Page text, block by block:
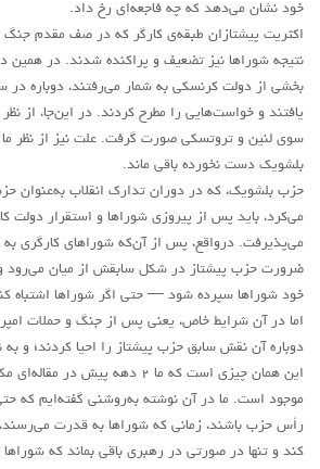
خود نشان می‌دهد که چه فاجعه‌ای رخ داد.
اکثریت پیشتازان طبقه‌ی کارگر که در صف مقدم جنگ
نتیجه شوراها نیز تضعیف و پراکنده شدند. در همین
بخشی از دولت کرنسکی به شمار می‌رفتند، دوباره در
یافتند و خواست‌هایی را مطرح کردند. در این‌جا، از
سوی لنین و تروتسکی صورت گرفت. علت نیز از نظر
بلشویک دست نخورده باقی ماند.
حزب بلشویک، که در دوران تدارک انقلاب به‌عنوان
می‌کرد، باید پس از پیروزی شوراها و استقرار دولت
می‌پذیرفت. درواقع، پس از آن‌که شوراهای کارگری
ضرورت حزب پیشتاز در شکل سابقش از میان می‌رود
خود شوراها سپرده شود — حتی اگر شوراها اشتباه
اما در آن شرایط خاص، یعنی پس از جنگ و حملات
دوباره آن نقش سابق حزب پیشتاز را احیا کردند؛ و به
این همان چیزی است که ما ۲ دهه پیش
موجود است. ما در آن نوشته به‌روشنی گفته‌ایم که
رأس حزب باشند، زمانی که شوراها به قدرت
کند و تنها در صورتی در رهبری باقی بماند که